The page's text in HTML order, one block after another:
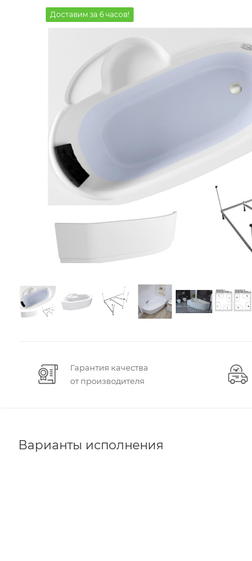
Доставим за 6 часов!
Гарантия качества
от производителя
Варианты исполнения